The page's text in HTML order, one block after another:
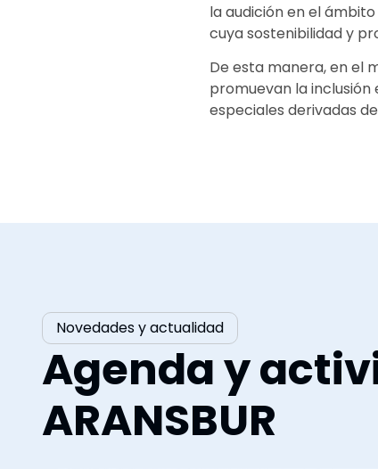
la audición en el
cuya sostenibilidad y
De esta manera, en el
promuevan la
especiales derivadas
Novedades y actualidad
Agenda y
ARANSBUR